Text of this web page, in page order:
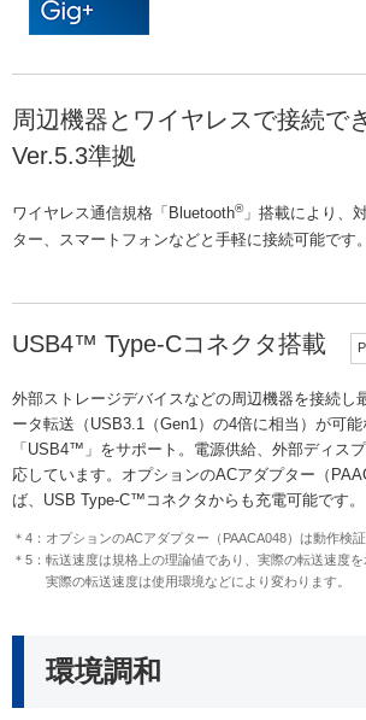
周辺機器とワイヤレスで接続で
Ver.5.3準拠
ワイヤレス通信規格「Bluetooth®」搭載により、
ター、スマートフォンなどと手軽に接続可能です。
USB4™ Type-Cコネクタ搭載
外部ストレージデバイスなどの周辺機器を接続し
ータ転送（USB3.1（Gen1）の4倍に相当）が可
「USB4™」をサポート。電源供給、外部ディス
応しています。オプションのACアダプター（
ば、USB Type-C™コネクタからも充電可能です。
＊4：オプションのACアダプター（PAACA048）は動作検証
＊5：転送速度は規格上の理論値であり、実際の転送速度を
実際の転送速度は使用環境などにより変わります。
環境調和